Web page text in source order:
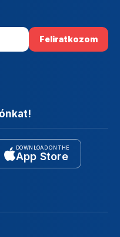
DOWNLOAD ON THE
App Store